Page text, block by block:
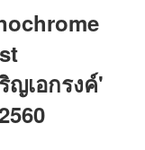
ญเอกรงค์'